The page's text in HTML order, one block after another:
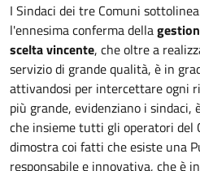
I Sindaci dei tre Comuni
l'ennesima conferma della
scelta vincente, che oltre a
servizio di grande qualità, è in
attivandosi per intercettare ogni
più grande, evidenziano i sindaci,
che insieme tutti gli operatori del
dimostra coi fatti che esiste una
responsabile e innovativa, che è